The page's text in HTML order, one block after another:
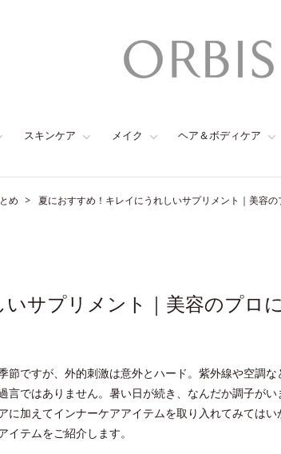
スキンケア メイク ヘア＆ボディケア
め 夏におすすめ！キレイにうれしいサプリメント｜美容の
サプリメント｜美容のプロ
節ですが、外的刺激は意外とハード。紫外線や空調
言ではありません。暑い日が続き、なんだか調子が
に加えてインナーケアアイテムを取り入れてみてはい
テムをご紹介します。